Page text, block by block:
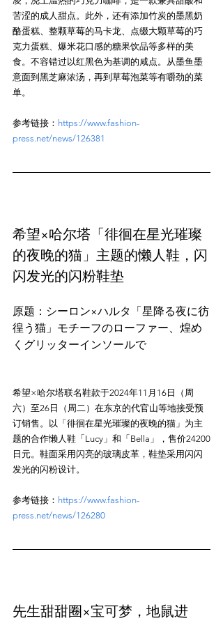
苦涩的成人甜点。此外，还有添加竹炭的墨黑奶
酪蛋糕、整颗草莓的马卡龙、点缀大颗草莓的巧
克力蛋糕、爆米花口感的糖果饮品等多样的美
食。不容错过以红黑色为基调的咸点。从墨鱼墨
意面到黑芝麻浓汤，再到草莓泡菜等有嚼劲的菜
参考链接： https://www.fashion-
press.net/news/126381
希望×哈尔塔「徘徊在星光璀璨
的夜晚的猫」主题的懒人鞋，闪
闪发光的闪粉鞋垫
原题：シーロン×ハルタ「星降る夜に彷
徨う猫」モチーフのローファー、煌め
希望×哈尔塔联名鞋款于2024年11月16日（周
六）至26日（周二）在东京的代官山等地接受预
订销售。以「徘徊在星光璀璨的夜晚的猫」为主
题的合作懒人鞋「Lucy」和「Bella」，售价24200
日元。鞋面采用闪亮的玻璃皮革，鞋垫采用闪闪
参考链接： https://www.fashion-
press.net/news/126280
先生甜甜圈×宝可梦，地鼠进